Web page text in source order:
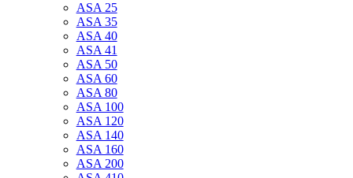
ASA 25
ASA 35
ASA 40
ASA 41
ASA 50
ASA 60
ASA 80
ASA 100
ASA 120
ASA 140
ASA 160
ASA 200